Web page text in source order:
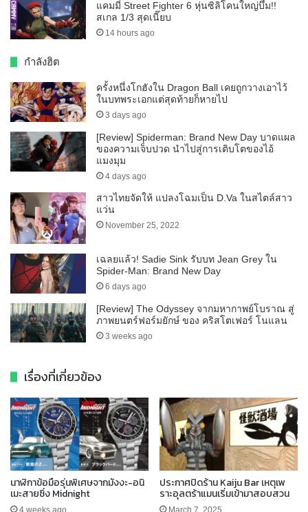
แคมมี่ Street Fighter 6 หุ่นซิลิโคนใหญ่บึ้ม!!
สเกล 1/3 สุดเนี๊ยบ
14 hours ago
กำลังฮิต
ครั้งหนึ่งโกฮังใน Dragon Ball เคยถูกวางเอาไว้
ในบทพระเอกแต่สุดท้ายก็หายไป
3 days ago
[Review] Spiderman: Brand New Day บาดแผล
ของความเจ็บปวด นำไปสู่การเติบโตของไอ้
แมงมุม
4 days ago
สาวไทยจัดให้ แปลงโฉมเป็น D.Va ในสไตล์สาว
แว่น
November 25, 2022
เฉลยแล้ว! Sadie Sink รับบท Jean Grey ใน
Spider-Man: Brand New Day
6 days ago
[Review] The Odyssey จากมหากาพย์โบราณ สู่
ภาพยนตร์ฟอร์มยักษ์ ของ คริสโตเฟอร์ โนแลน
3 weeks ago
เรื่องที่เกี่ยวข้อง
นาฬิกาข้อมือรุ่นพิเศษจากมังงะ-อนิ
เมะสายซิ่ง Midnight
4 weeks ago
ประกาศปิดร้าน Kaiju Bar เหตุเพ
ราะอุลตร้าแมนเริ่มเข้ามาสอบสวน
March 7, 2025